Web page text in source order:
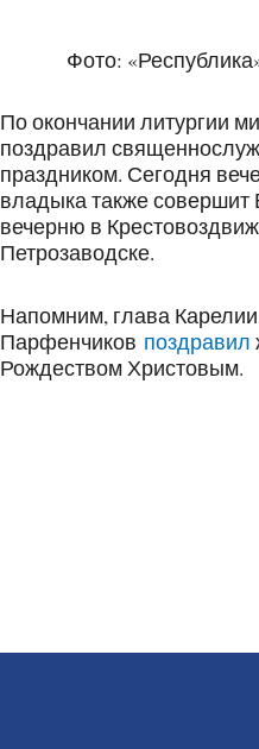
Фото:
По окончании литургии
поздравил
праздником. Сегодня
владыка также
вечерню в
Петрозаводске.
Напомним, глава
Парфенчиков поздравил
Рождеством Христовым.